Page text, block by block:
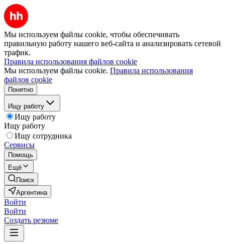
Мы используем файлы cookie, чтобы обеспечивать
правильную работу нашего веб-сайта и анализировать сетевой
трафик.
Правила использования файлов cookie
Мы используем файлы cookie. Правила использования
файлов cookie
Понятно
Ищу работу
Ищу работу
Ищу работу
Ищу сотрудника
Сервисы
Помощь
Ещё
Поиск
Аргентина
Войти
Войти
Создать резюме